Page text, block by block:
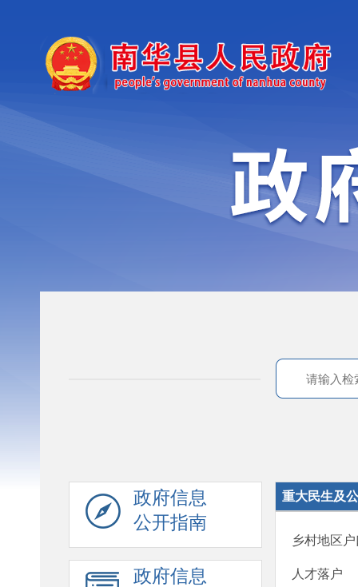
政府信息
公开指南
政府信息
重大民生及
乡村地区
人才落户